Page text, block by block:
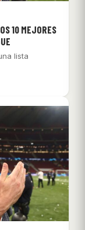
10 MEJORES
lista